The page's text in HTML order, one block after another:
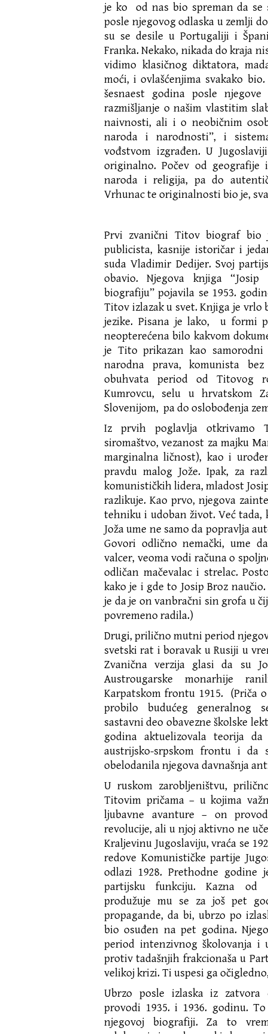
je ko od nas bio spreman da se
posle njegovog odlaska u zemlji
su se desile u Portugaliji i
Franka. Nekako, nikada do kraja
vidimo klasičnog diktatora,
moći, i ovlašćenjima svakako
šesnaest godina posle
razmišljanje o našim vlastitim
naivnosti, ali i o neobičnim
naroda i narodnosti”, i
vođstvom izgrađen. U
originalno. Počev od geografije
naroda i religija, pa do
Vrhunac te originalnosti bio je,
Prvi zvanični Titov biograf bio
publicista, kasnije istoričar i
suda Vladimir Dedijer. Svoj
obavio. Njegova knjiga
biografiju” pojavila se 1953.
Titov izlazak u svet. Knjiga je vrlo
jezike. Pisana je lako, u formi
neopterećena bilo kakvom
je Tito prikazan kao
narodna prava, komunista
obuhvata period od Titovog
Kumrovcu, selu u hrvatskom
Slovenijom, pa do oslobođenja
Iz prvih poglavlja otkrivamo
siromaštvo, vezanost za majku
marginalna ličnost), kao i
pravdu malog Jože. Ipak, za
komunističkih lidera, mladost
razlikuje. Kao prvo, njegova
tehniku i udoban život. Već tada,
Joža ume ne samo da popravlja
Govori odlično nemački, ume
valcer, veoma vodi računa o
odličan mačevalac i strelac.
kako je i gde to Josip Broz
je da je on vanbračni sin grofa u
povremeno radila.)
Drugi, prilično mutni period
svetski rat i boravak u Rusiji u
Zvanična verzija glasi da su
Austrougarske monarhije
Karpatskom frontu 1915. (Priča
probilo budućeg generalnog
sastavni deo obavezne školske
godina aktuelizovala teorija
austrijsko-srpskom frontu i
obelodanila njegova davnašnja
U ruskom zarobljeništvu,
Titovim pričama – u kojima
ljubavne avanture – on
revolucije, ali u njoj aktivno ne
Kraljevinu Jugoslaviju, vraća se
redove Komunističke partije
odlazi 1928. Prethodne godine
partijsku funkciju. Kazna od
produžuje mu se za još pet
propagande, da bi, ubrzo po
bio osuđen na pet godina.
period intenzivnog školovanja i
protiv tadašnjih frakcionaša u
velikoj krizi. Ti uspesi ga
Ubrzo posle izlaska iz zatvora
provodi 1935. i 1936. godinu.
njegovoj biografiji. Za to